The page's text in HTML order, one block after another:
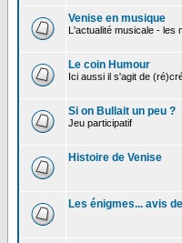
Venise en musique
L'actualité musicale - les
Le coin Humour
Ici aussi il s'agit de
Si on Bullait un peu ?
Jeu participatif
Histoire de Venise
Les énigmes... avis